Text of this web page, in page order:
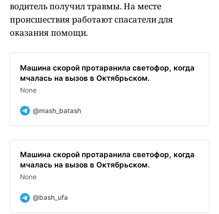
водитель получил травмы. На месте
происшествия работают спасатели для
оказания помощи.
Машина скорой протаранила светофор, когда
мчалась на вызов в Октябрьском.
None
@mash_batash
Машина скорой протаранила светофор, когда
мчалась на вызов в Октябрьском.
None
@bash_ufa